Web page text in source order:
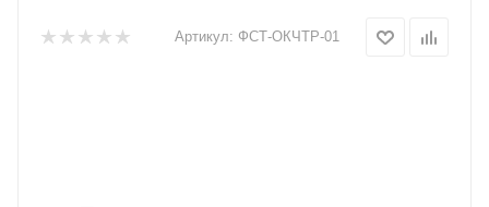
Артикул: ФСТ-ОКЧТР-01